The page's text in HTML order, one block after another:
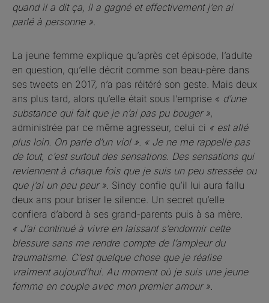
quand il a dit ça, il a gagné et effectivement j’en ai
parlé à personne »
La jeune femme explique qu’après cet épisode, l’adulte
en question, qu’elle décrit comme son beau-père dans
ses tweets en 2017, n’a pas réitéré son geste. Mais deux
ans plus tard, alors qu’elle était sous l’emprise « d’une
substance qui fait que je n’ai pas pu bouger »,
administrée par ce même agresseur, celui ci « est allé
plus loin. On parle d’un viol » « Je ne me rappelle pas
de tout, c’est surtout des sensations. Des sensations qui
reviennent à chaque fois que je suis un peu stressée ou
que j’ai un peu peur » . Sindy confie qu’il lui aura fallu
deux ans pour briser le silence. Un secret qu’elle
confiera d’abord à ses grand-parents puis à sa mère.
« J’ai continué à vivre en laissant s’endormir cette
blessure sans me rendre compte de l’ampleur du
traumatisme. C’est quelque chose que je réalise
vraiment aujourd’hui. Au moment où je suis une jeune
femme en couple avec mon premier amour ».